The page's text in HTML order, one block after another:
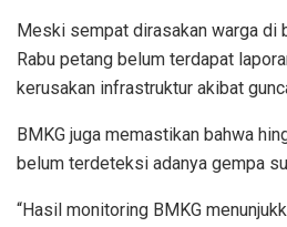
Meski sempat dirasakan warga di
Rabu petang belum terdapat
kerusakan infrastruktur akibat
BMKG juga memastikan bahwa
belum terdeteksi adanya gempa
“Hasil monitoring BMKG